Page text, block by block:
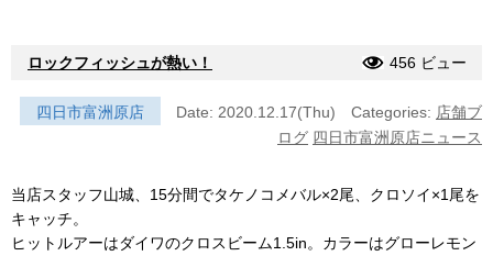
ロックフィッシュが熱い！ 456 ビュー
四日市富洲原店 Date: 2020.12.17(Thu) Categories: 店舗ブ
ログ 四日市富洲原店ニュース
当店スタッフ山城、15分間でタケノコメバル×2尾、クロソイ×1尾を
キャッチ。
ヒットルアーはダイワのクロスビーム1.5in。カラーはグローレモン